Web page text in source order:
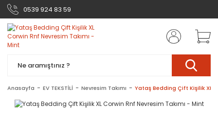
0539 924 83 59
Anasayfa EV TEKSTİLİ Nevresim Takımı Yataş Bedding Çift Kişilik XL